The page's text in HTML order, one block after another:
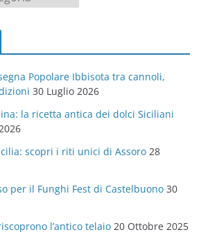
Popolare Ibbisota tra cannoli,
30 Luglio 2026
la ricetta antica dei dolci Siciliani
scopri i riti unici di Assoro 28
per il Funghi Fest di Castelbuono 30
l’antico telaio 20 Ottobre 2025